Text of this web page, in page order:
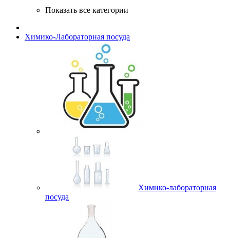
Показать все категории
Химико-Лабораторная посуда
Химико-лабораторная
посуда